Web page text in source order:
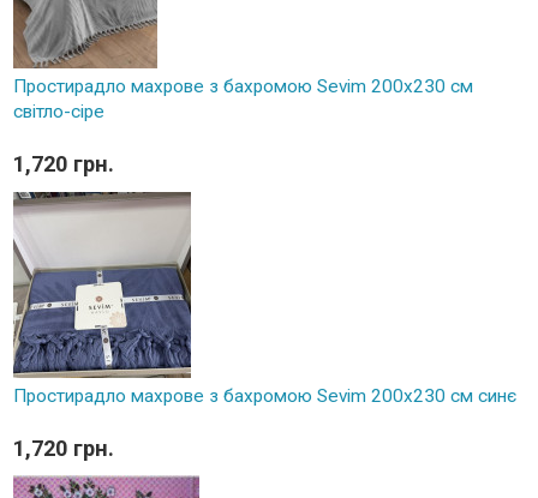
Простирадло махрове з бахромою Sevim 200x230 см
світло-сіре
1,720 грн.
Простирадло махрове з бахромою Sevim 200x230 см синє
1,720 грн.